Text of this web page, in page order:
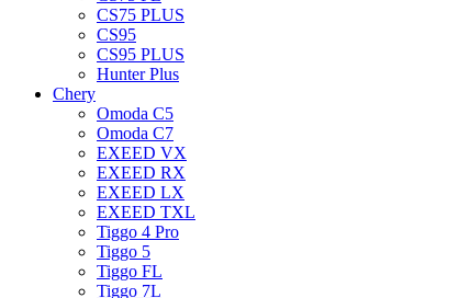
CS75 PLUS
CS95
CS95 PLUS
Hunter Plus
Chery
Omoda C5
Omoda C7
EXEED VX
EXEED RX
EXEED LX
EXEED TXL
Tiggo 4 Pro
Tiggo 5
Tiggo FL
Tiggo 7L